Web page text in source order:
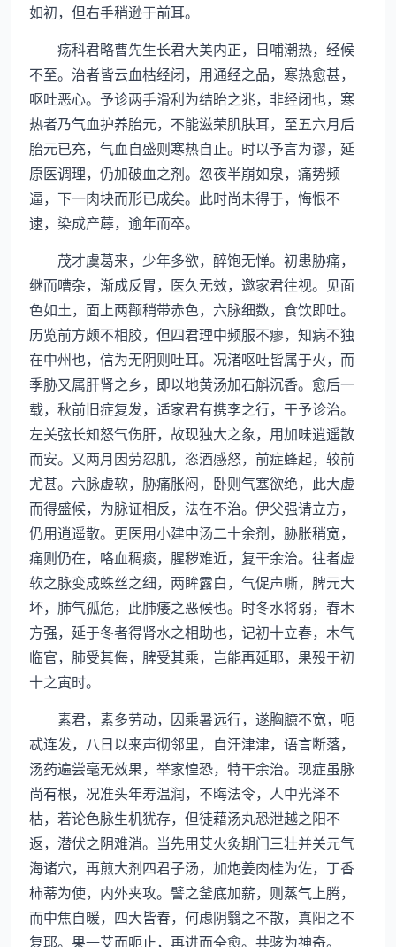
如初，但右手稍逊于前耳。
疡科君略曹先生长君大美内正，日哺潮热，经候
不至。治者皆云血枯经闭，用通经之品，寒热愈甚，
呕吐恶心。予诊两手滑利为结眙之兆，非经闭也，寒
热者乃气血护养胎元，不能滋荣肌肤耳，至五六月后
胎元已充，气血自盛则寒热自止。时以予言为谬，延
原医调理，仍加破血之剂。忽夜半崩如泉，痛势频
逼，下一肉块而形已成矣。此时尚未得于，悔恨不
逮，染成产蓐，逾年而卒。
茂才虞葛来，少年多欲，醉饱无惮。初患胁痛，
继而嘈杂，渐成反胃，医久无效，邀家君往视。见面
色如土，面上两颧稍带赤色，六脉细数，食饮即吐。
历览前方颇不相胶，但四君理中频服不瘳，知病不独
在中州也，信为无阴则吐耳。况渚呕吐皆属于火，而
季胁又属肝肾之乡，即以地黄汤加石斛沉香。愈后一
载，秋前旧症复发，适家君有携李之行，干予诊治。
左关弦长知怒气伤肝，故现独大之象，用加味逍遥散
而安。又两月因劳忍肌，恣酒感怒，前症蜂起，较前
尤甚。六脉虚软，胁痛胀闷，卧则气塞欲绝，此大虚
而得盛候，为脉证相反，法在不治。伊父强请立方，
仍用逍遥散。更医用小建中汤二十余剂，胁胀稍宽，
痛则仍在，咯血稠痰，腥秽难近，复干余治。往者虚
软之脉变成蛛丝之细，两眸露白，气促声嘶，脾元大
坏，肺气孤危，此肺痿之恶候也。时冬水将弱，春木
方强，延于冬者得肾水之相助也，记初十立春，木气
临官，肺受其侮，脾受其乘，岂能再延耶，果殁于初
十之寅时。
素君，素多劳动，因乘暑远行，遂胸臆不宽，呃
忒连发，八日以来声彻邻里，自汗津津，语言断落，
汤药遍尝毫无效果，举家惶恐，特干余治。现症虽脉
尚有根，况准头年寿温润，不晦法令，人中光泽不
枯，若论色脉生机犹存，但徒藉汤丸恐泄越之阳不
返，潜伏之阴难消。当先用艾火灸期门三壮并关元气
海诸穴，再煎大剂四君子汤，加炮姜肉桂为佐，丁香
柿蒂为使，内外夹攻。譬之釜底加薪，则蒸气上腾，
而中焦自暖，四大皆春，何虑阴翳之不散，真阳之不
复耶。果一艾而呃止，再进而全愈。共骇为神奇。